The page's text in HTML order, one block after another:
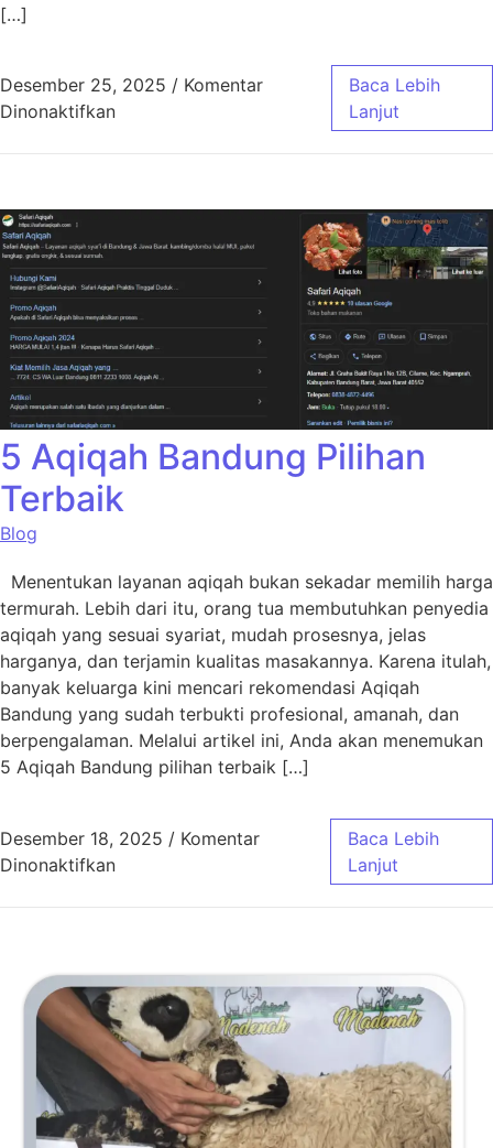
[…]
Desember 25, 2025 / Komentar
Dinonaktifkanpada Aqiqah Bandung Jasa Masak
Baca Lebih
Lanjut
5 Aqiqah Bandung Pilihan
Terbaik
Blog
Menentukan layanan aqiqah bukan sekadar memilih harga
termurah. Lebih dari itu, orang tua membutuhkan penyedia
aqiqah yang sesuai syariat, mudah prosesnya, jelas
harganya, dan terjamin kualitas masakannya. Karena itulah,
banyak keluarga kini mencari rekomendasi Aqiqah
Bandung yang sudah terbukti profesional, amanah, dan
berpengalaman. Melalui artikel ini, Anda akan menemukan
5 Aqiqah Bandung pilihan terbaik […]
Desember 18, 2025 / Komentar
Dinonaktifkanpada 5 Aqiqah Bandung Pilihan Terbaik
Baca Lebih
Lanjut